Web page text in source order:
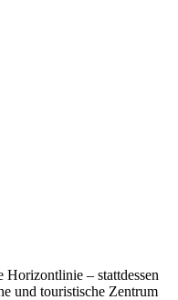
– stattdessen
und touristische Zentrum